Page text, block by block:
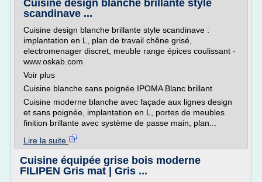
Cuisine design blanche brillante style
scandinave ...
Cuisine design blanche brillante style scandinave :
implantation en L, plan de travail chêne grisé,
electromenager discret, meuble range épices coulissant -
www.oskab.com
Voir plus
Cuisine blanche sans poignée IPOMA Blanc brillant
Cuisine moderne blanche avec façade aux lignes design
et sans poignée, implantation en L, portes de meubles
finition brillante avec système de passe main, plan...
Lire la suite
Cuisine équipée grise bois moderne
FILIPEN Gris mat | Gris ...